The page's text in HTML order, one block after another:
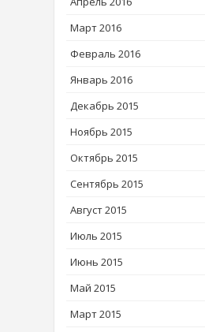
Март 2016
Февраль 2016
Январь 2016
Декабрь 2015
Ноябрь 2015
Октябрь 2015
Сентябрь 2015
Август 2015
Июль 2015
Июнь 2015
Май 2015
Март 2015